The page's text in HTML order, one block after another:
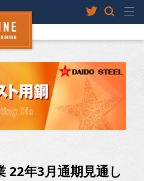
22年3月通期見通し